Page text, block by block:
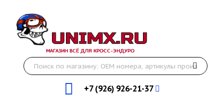
МАГАЗИН ВСЁ ДЛЯ КРОСС-ЭНДУРО
+7 (926) 926-21-37